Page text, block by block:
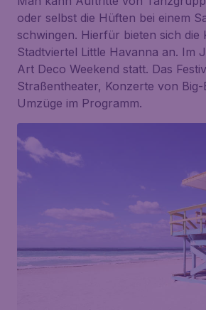
oder selbst die Hüften bei einem
schwingen. Hierfür bieten sich die
Stadtviertel Little Havanna an. Im
Art Deco Weekend statt. Das
Straßentheater, Konzerte von
Umzüge im Programm.